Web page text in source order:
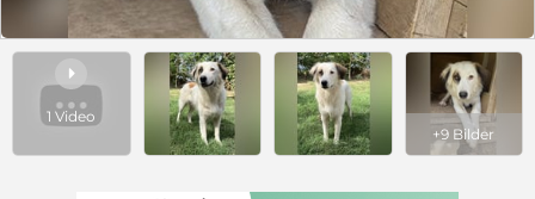

1 Video
+9 Bilder